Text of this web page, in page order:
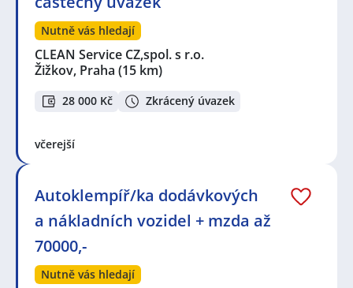
Nutně vás hledají
CLEAN Service CZ,spol. s r.o.
Žižkov, Praha (15 km)
28 000 Kč Zkrácený úvazek
včerejší
Autoklempíř/ka dodávkových
a nákladních vozidel + mzda až
70000,-
Nutně vás hledají